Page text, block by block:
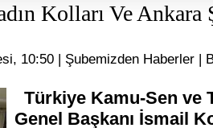
Kolları Ve Ankara
10:50 | Şubemizden Haberler |
Türkiye Kamu-Sen ve
Genel Başkanı İsmail